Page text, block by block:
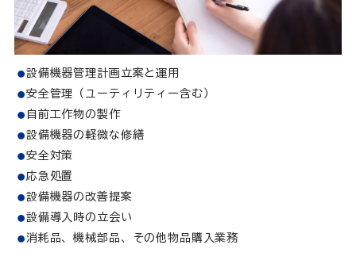
設備機器管理計画立案と運用
安全管理（ユーティリティー含む）
自前工作物の製作
設備機器の軽微な修繕
安全対策
応急処置
設備機器の改善提案
設備導入時の立会い
消耗品、機械部品、その他物品購入業務